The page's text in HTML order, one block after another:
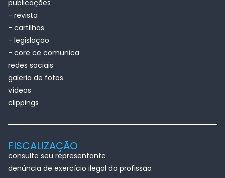
publicações
- revista
- cartilhas
- legislação
- core ce comunica
redes sociais
galeria de fotos
vídeos
clippings
FISCALIZAÇÃO
consulte seu representante
denúncia de exercício ilegal da profissão